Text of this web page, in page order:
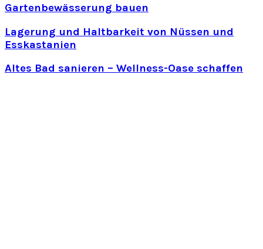
Gartenbewässerung bauen
Lagerung und Haltbarkeit von Nüssen und
Esskastanien
Altes Bad sanieren – Wellness-Oase schaffen